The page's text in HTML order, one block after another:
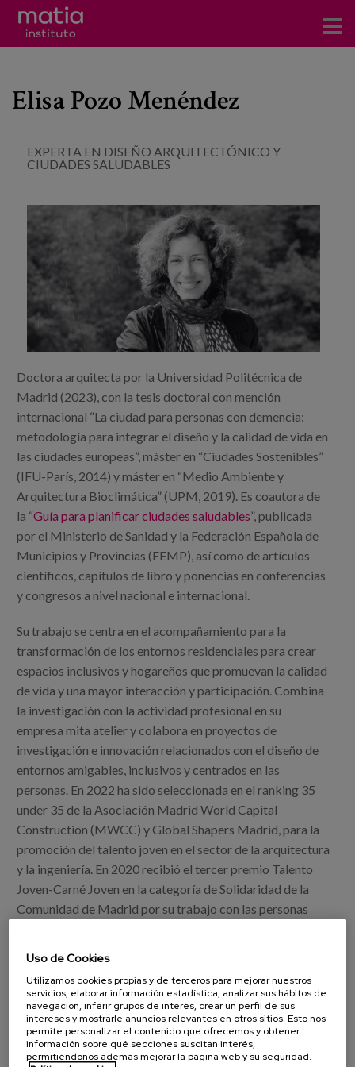
Investigación
Participación en foros
Consultoría
Eventos
Noticias
Prensa
Canal de denuncias
es
eu
en
Elisa Pozo Menéndez
EXPERTA EN DISEÑO ARQUITECTÓNICO Y
CIUDADES SALUDABLES
Doctora arquitecta por la Universidad Politécnica de
Madrid (2023), con la tesis doctoral con mención
internacional “La ciudad para personas con demencia:
metodología para integrar el diseño y la calidad de vida en
las ciudades europeas”, máster en “Ciudades Sostenibles”
(IFU-París, 2014) y máster en “Medio Ambiente y
Arquitectura Bioclimática” (UPM, 2019). Es coautora de
la “Guía para planificar ciudades saludables”, publicada
por el Ministerio de Sanidad y la Federación Española de
Municipios y Provincias (FEMP), así como de artículos
científicos, capítulos de libro y ponencias en conferencias
y congresos a nivel nacional e internacional.
Su trabajo se centra en el acompañamiento para la
transformación de los entornos residenciales para crear
espacios inclusivos y hogareños que promuevan la calidad
de vida y una mayor interacción y participación. Combina
la investigación con la actividad profesional en su
empresa mita atelier y colabora en proyectos de
investigación e innovación relacionados con el diseño de
entornos amigables, inclusivos y centrados en las
personas. En 2022 ha sido seleccionada en el ranking 35
under 35 de la Asociación Madrid World Capital
Construction (MWCC) y Global Shapers Madrid, para la
promoción del talento joven en el sector de la arquitectura
y la ingeniería. En 2020 recibió el tercer premio Talento
Joven-Carné Joven en la categoría de Solidaridad de la
Comunidad de Madrid por su trabajo con las personas

PROYECTOS
PUBLICACIONES
Uso de Cookies
Utilizamos cookies propias y de terceros para mejorar nuestros
servicios, elaborar información estadística, analizar sus hábitos de
navegación, inferir grupos de interés, crear un perfil de sus
intereses y mostrarle anuncios relevantes en otros sitios. Esto nos
permite personalizar el contenido que ofrecemos y obtener
información sobre qué secciones suscitan interés,
permitiéndonos además mejorar la página web y su seguridad.